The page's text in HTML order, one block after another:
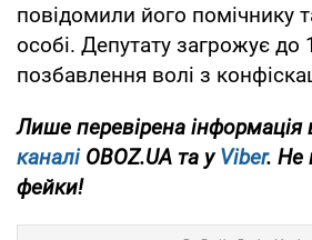
повідомили його помічнику
особі. Депутату загрожує до
позбавлення волі з
Лише перевірена інформація
каналіOBOZ.UA та уViber. Не
фейки!